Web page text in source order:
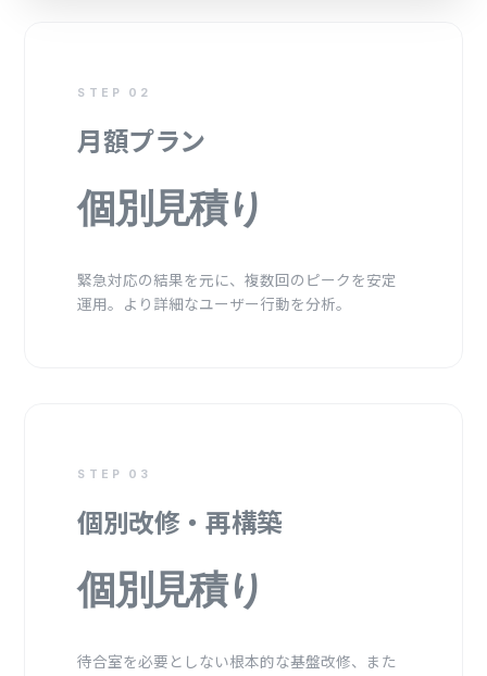
STEP 02
月額プラン
個別見積り
緊急対応の結果を元に、複数回のピークを安定
運用。より詳細なユーザー行動を分析。
STEP 03
個別改修・再構築
個別見積り
待合室を必要としない根本的な基盤改修、また